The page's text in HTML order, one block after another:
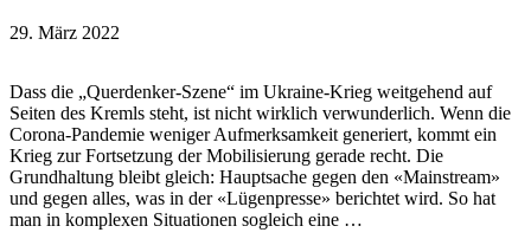
29. März 2022
Dass die „Querdenker-Szene“ im Ukraine-Krieg weitgehend auf
Seiten des Kremls steht, ist nicht wirklich verwunderlich. Wenn die
Corona-Pandemie weniger Aufmerksamkeit generiert, kommt ein
Krieg zur Fortsetzung der Mobilisierung gerade recht. Die
Grundhaltung bleibt gleich: Hauptsache gegen den «Mainstream»
und gegen alles, was in der «Lügenpresse» berichtet wird. So hat
man in komplexen Situationen sogleich eine …